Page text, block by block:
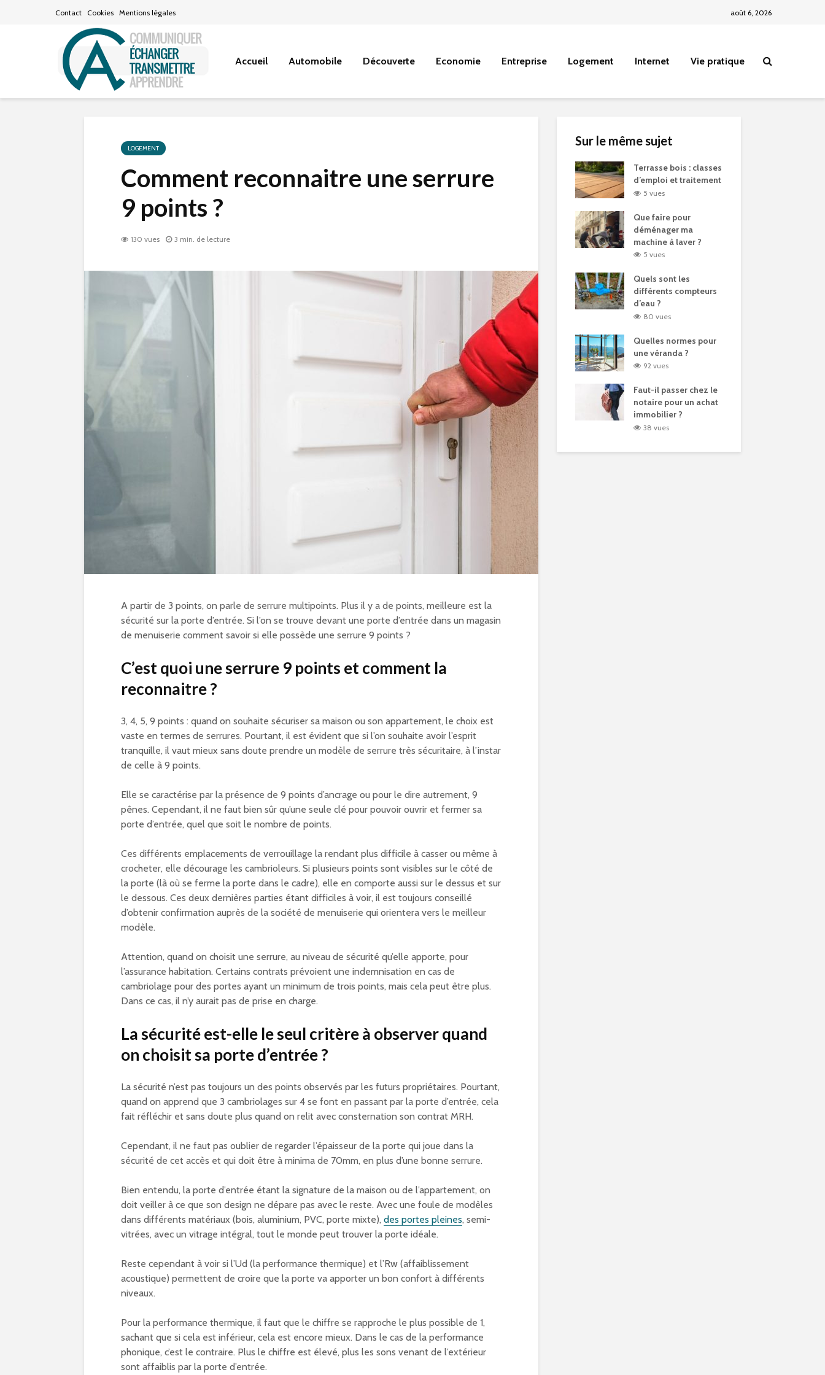
Contact Cookies Mentions légales août 6, 2026
Accueil Automobile Découverte Economie Entreprise Logement Internet Vie pratique
LOGEMENT
Comment reconnaitre une serrure
9 points ?
130 vues 3 min. de lecture
A partir de 3 points, on parle de serrure multipoints. Plus il y a de points, meilleure est la
sécurité sur la porte d’entrée. Si l’on se trouve devant une porte d’entrée dans un magasin
de menuiserie comment savoir si elle possède une serrure 9 points ?
C’est quoi une serrure 9 points et comment la
reconnaitre ?
3, 4, 5, 9 points : quand on souhaite sécuriser sa maison ou son appartement, le choix est
vaste en termes de serrures. Pourtant, il est évident que si l’on souhaite avoir l’esprit
tranquille, il vaut mieux sans doute prendre un modèle de serrure très sécuritaire, à l’instar
de celle à 9 points.
Elle se caractérise par la présence de 9 points d’ancrage ou pour le dire autrement, 9
pênes. Cependant, il ne faut bien sûr qu’une seule clé pour pouvoir ouvrir et fermer sa
porte d’entrée, quel que soit le nombre de points.
Ces différents emplacements de verrouillage la rendant plus difficile à casser ou même à
crocheter, elle décourage les cambrioleurs. Si plusieurs points sont visibles sur le côté de
la porte (là où se ferme la porte dans le cadre), elle en comporte aussi sur le dessus et sur
le dessous. Ces deux dernières parties étant difficiles à voir, il est toujours conseillé
d’obtenir confirmation auprès de la société de menuiserie qui orientera vers le meilleur
modèle.
Attention, quand on choisit une serrure, au niveau de sécurité qu’elle apporte, pour
l’assurance habitation. Certains contrats prévoient une indemnisation en cas de
cambriolage pour des portes ayant un minimum de trois points, mais cela peut être plus.
Dans ce cas, il n’y aurait pas de prise en charge.
La sécurité est-elle le seul critère à observer quand
on choisit sa porte d’entrée ?
La sécurité n’est pas toujours un des points observés par les futurs propriétaires. Pourtant,
quand on apprend que 3 cambriolages sur 4 se font en passant par la porte d’entrée, cela
fait réfléchir et sans doute plus quand on relit avec consternation son contrat MRH.
Cependant, il ne faut pas oublier de regarder l’épaisseur de la porte qui joue dans la
sécurité de cet accès et qui doit être à minima de 70mm, en plus d’une bonne serrure.
Bien entendu, la porte d’entrée étant la signature de la maison ou de l’appartement, on
doit veiller à ce que son design ne dépare pas avec le reste. Avec une foule de modèles
dans différents matériaux (bois, aluminium, PVC, porte mixte), des portes pleines, semi-
vitrées, avec un vitrage intégral, tout le monde peut trouver la porte idéale.
Reste cependant à voir si l’Ud (la performance thermique) et l’Rw (affaiblissement
acoustique) permettent de croire que la porte va apporter un bon confort à différents
niveaux.
Pour la performance thermique, il faut que le chiffre se rapproche le plus possible de 1,
sachant que si cela est inférieur, cela est encore mieux. Dans le cas de la performance
phonique, c’est le contraire. Plus le chiffre est élevé, plus les sons venant de l’extérieur
sont affaiblis par la porte d’entrée.
Sur le même sujet
Terrasse bois : classes
d’emploi et traitement
5 vues
Que faire pour
déménager ma
machine à laver ?
5 vues
Quels sont les
différents compteurs
d’eau ?
80 vues
Quelles normes pour
une véranda ?
92 vues
Faut-il passer chez le
notaire pour un achat
immobilier ?
38 vues